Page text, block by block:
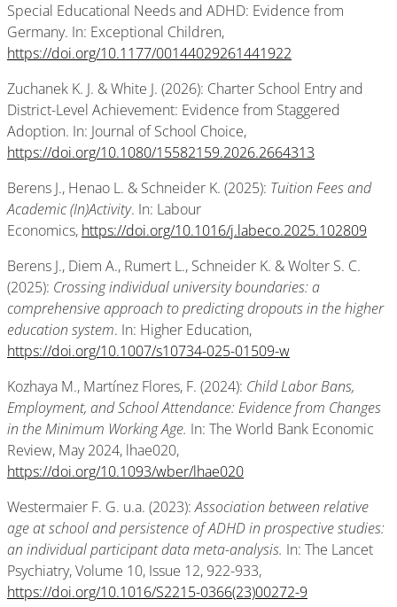
Special Educational Needs and ADHD: Evidence from
Germany. In: Exceptional Children,
https://doi.org/10.1177/00144029261441922
Zuchanek K. J. & White J. (2026): Charter School Entry and
District-Level Achievement: Evidence from Staggered
Adoption. In: Journal of School Choice,
https://doi.org/10.1080/15582159.2026.2664313
Berens J., Henao L. & Schneider K. (2025): Tuition Fees and
Academic (In)Activity. In: Labour
Economics, https://doi.org/10.1016/j.labeco.2025.102809
Berens J., Diem A., Rumert L., Schneider K. & Wolter S. C.
(2025): Crossing individual university boundaries: a
comprehensive approach to predicting dropouts in the higher
education system. In: Higher Education,
https://doi.org/10.1007/s10734-025-01509-w
Kozhaya M., Martínez Flores, F. (2024): Child Labor Bans,
Employment, and School Attendance: Evidence from Changes
in the Minimum Working Age. In: The World Bank Economic
Review, May 2024, lhae020,
https://doi.org/10.1093/wber/lhae020
Westermaier F. G. u.a. (2023):Association between relative
age at school and persistence of ADHD in prospective studies:
an individual participant data meta-analysis. In: The Lancet
Psychiatry, Volume 10, Issue 12, 922-933,
https://doi.org/10.1016/S2215-0366(23)00272-9